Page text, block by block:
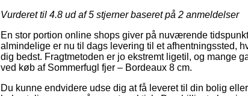
Vurderet til 4.8 ud af 5 stjerner baseret på 2 anmeldelser
En stor portion online shops giver på nuværende
almindelige er nu til dags levering til et afhentningssted,
dig bedst. Fragtmetoden er jo ekstremt ligetil, og mange
ved køb af Sommerfugl fjer – Bordeaux 8 cm.
Du kunne endvidere udse dig at få leveret til din bolig